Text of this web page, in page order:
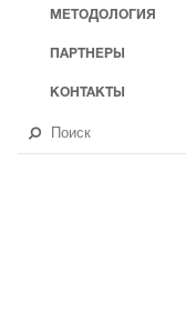
МЕТОДОЛОГИЯ
ПАРТНЕРЫ
КОНТАКТЫ